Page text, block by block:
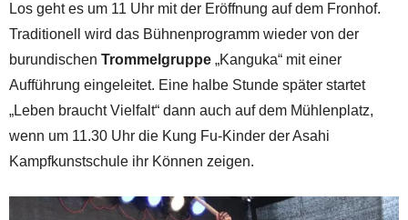
Los geht es um 11 Uhr mit der Eröffnung auf dem Fronhof.
Traditionell wird das Bühnenprogramm wieder von der
burundischen Trommelgruppe „Kanguka“ mit einer
Aufführung eingeleitet. Eine halbe Stunde später startet
„Leben braucht Vielfalt“ dann auch auf dem Mühlenplatz,
wenn um 11.30 Uhr die Kung Fu-Kinder der Asahi
Kampfkunstschule ihr Können zeigen.